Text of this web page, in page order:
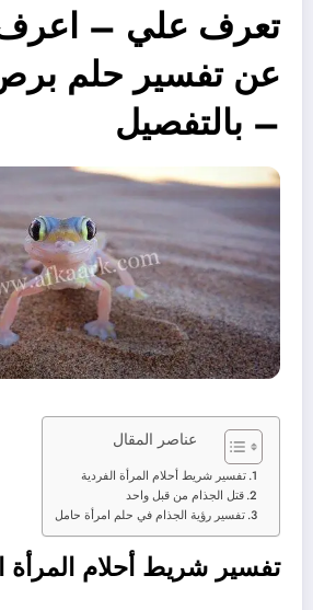
تعرف علي – اعرف
عن تفسير حلم برص
– بالتفصيل
عناصر المقال
تفسير شريط أحلام المرأة الفردية
قتل الجذام من قبل واحد
تفسير رؤية الجذام في حلم امرأة حامل
تفسير شريط أحلام المرأة